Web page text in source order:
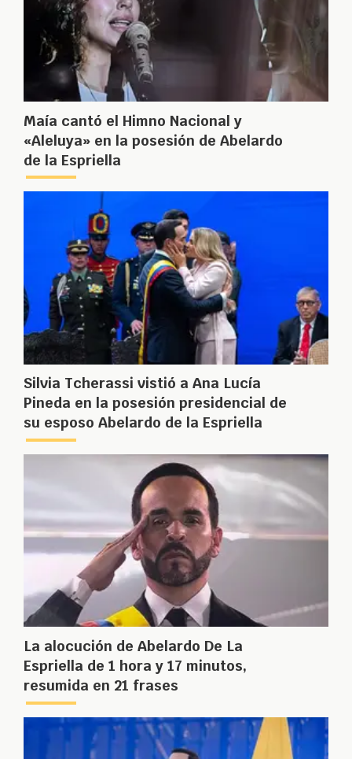
Maía cantó el Himno Nacional y
«Aleluya» en la posesión de Abelardo
de la Espriella
Silvia Tcherassi vistió a Ana Lucía
Pineda en la posesión presidencial de
su esposo Abelardo de la Espriella
La alocución de Abelardo De La
Espriella de 1 hora y 17 minutos,
resumida en 21 frases